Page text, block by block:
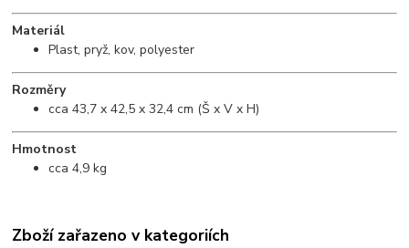
Materiál
Plast, pryž, kov, polyester
Rozměry
cca 43,7 x 42,5 x 32,4 cm (Š x V x H)
Hmotnost
cca 4,9 kg
Zboží zařazeno v kategoriích